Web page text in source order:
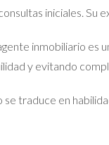
iniciales. Su
inmobiliario es
y evitando
se traduce en